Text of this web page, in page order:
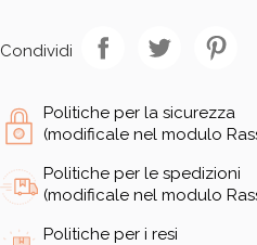
Condividi
Politiche per la sicurezza
(modificale nel modulo
Politiche per le spedizioni
(modificale nel modulo
Politiche per i resi